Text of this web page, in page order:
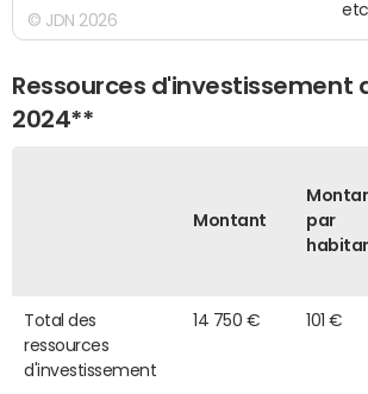
© JDN 2026
Ressources d'investissement
2024**
Montant
par
Total des
ressources
d'investissement
14 750 € 101 €